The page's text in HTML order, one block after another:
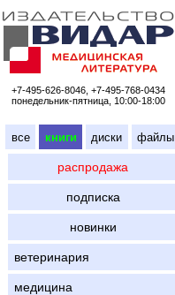
+7-495-626-8046, +7-495-768-0434
понедельник-пятница, 10:00-18:00
все книги диски файлы
распродажа
подписка
новинки
ветеринария
медицина